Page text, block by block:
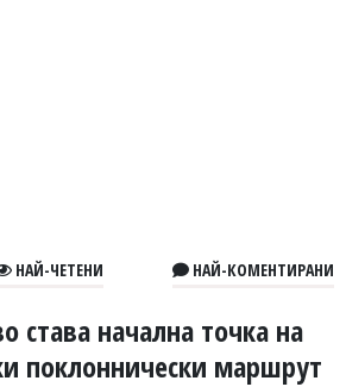
НАЙ-ЧЕТЕНИ НАЙ-КОМЕНТИРАНИ
става начална точка на
поклоннически маршрут